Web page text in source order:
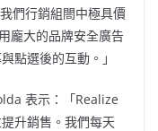
們行銷組閤中極具價
龐大的品牌安全廣告
點選後的互動。」
表示：「Realize
升銷售。我們每天